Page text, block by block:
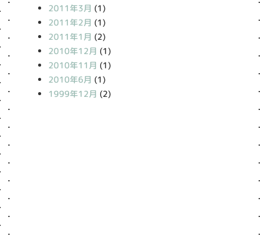
2011年3月 (1)
2011年2月 (1)
2011年1月 (2)
2010年12月 (1)
2010年11月 (1)
2010年6月 (1)
1999年12月 (2)